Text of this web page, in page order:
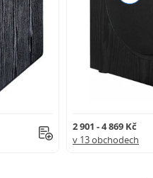
2 901 - 4 869 Kč
v 13 obchodech